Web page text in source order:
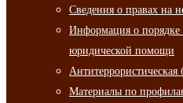
Сведения о правах на
Информация о порядке
юридической помощи
Антитеррористическая
Материалы по